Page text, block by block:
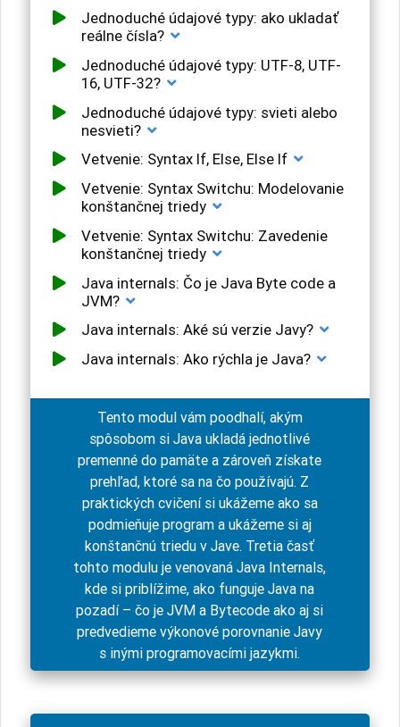
Jednoduché údajové typy: ako ukladať
reálne čísla?
Jednoduché údajové typy: UTF-8, UTF-
16, UTF-32?
Jednoduché údajové typy: svieti alebo
nesvieti?
Vetvenie: Syntax If, Else, Else If
Vetvenie: Syntax Switchu: Modelovanie
konštančnej triedy
Vetvenie: Syntax Switchu: Zavedenie
konštančnej triedy
Java internals: Čo je Java Byte code a
JVM?
Java internals: Aké sú verzie Javy?
Java internals: Ako rýchla je Java?
Tento modul vám poodhalí, akým
spôsobom si Java ukladá jednotlivé
premenné do pamäte a zároveň získate
prehľad, ktoré sa na čo používajú. Z
praktických cvičení si ukážeme ako sa
podmieňuje program a ukážeme si aj
konštančnú triedu v Jave. Tretia časť
tohto modulu je venovaná Java Internals,
kde si priblížime, ako funguje Java na
pozadí – čo je JVM a Bytecode ako aj si
predvedieme výkonové porovnanie Javy
s inými programovacími jazykmi.